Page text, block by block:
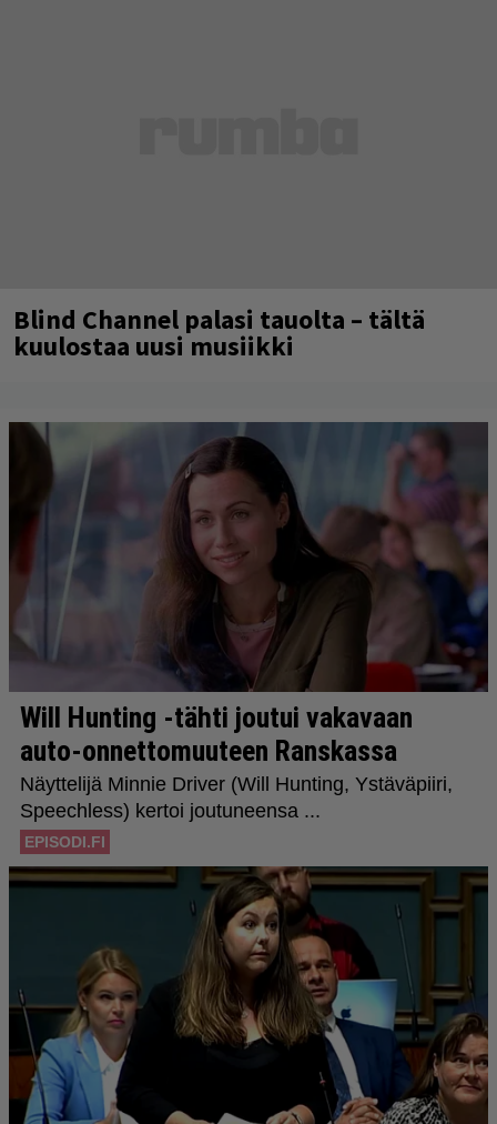
Blind Channel palasi tauolta – tältä
kuulostaa uusi musiikki